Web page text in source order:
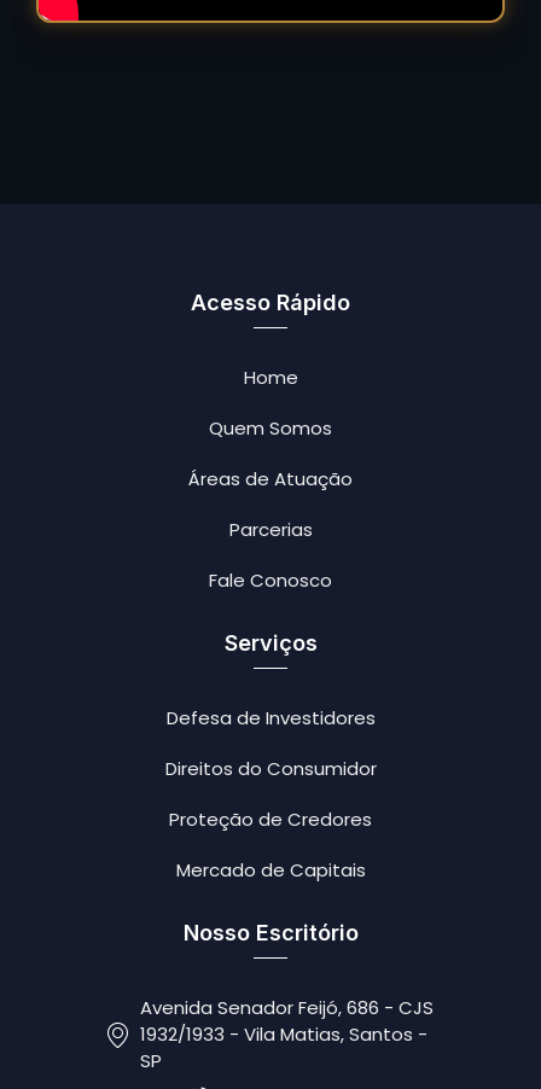
Acesso Rápido
Home
Quem Somos
Áreas de Atuação
Parcerias
Fale Conosco
Serviços
Defesa de Investidores
Direitos do Consumidor
Proteção de Credores
Mercado de Capitais
Nosso Escritório
Avenida Senador Feijó, 686 - CJS
1932/1933 - Vila Matias, Santos -
SP